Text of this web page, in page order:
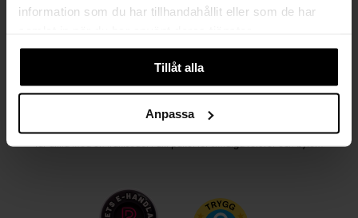
information som du har tillhandahållit eller som de har
Tillåt alla
Anpassa
PRENUMERERA
HANDLA TRYGGT OCH SMIDIGT
Välj det betalsätt som passar dig med Klarna. Vi på Johnells erbjuder flera
bekväma fraktalternativ; utlämningsställe, hemleverans och paketskåp. Du
får alltid med en fraktsedel i ditt paket för smidiga returer och byten!